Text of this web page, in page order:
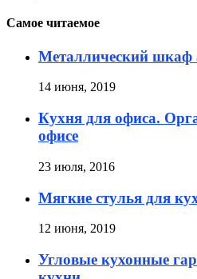
Самое читаемое
Металлический шкаф
14 июня, 2019
Кухня для офиса.
офисе
23 июля, 2016
Мягкие стулья для
12 июня, 2019
Угловые кухонные